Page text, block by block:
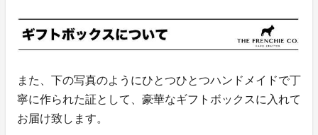
また、下の写真のようにひとつひとつハンドメイドで丁
寧に作られた証として、豪華なギフトボックスに入れて
お届け致します。